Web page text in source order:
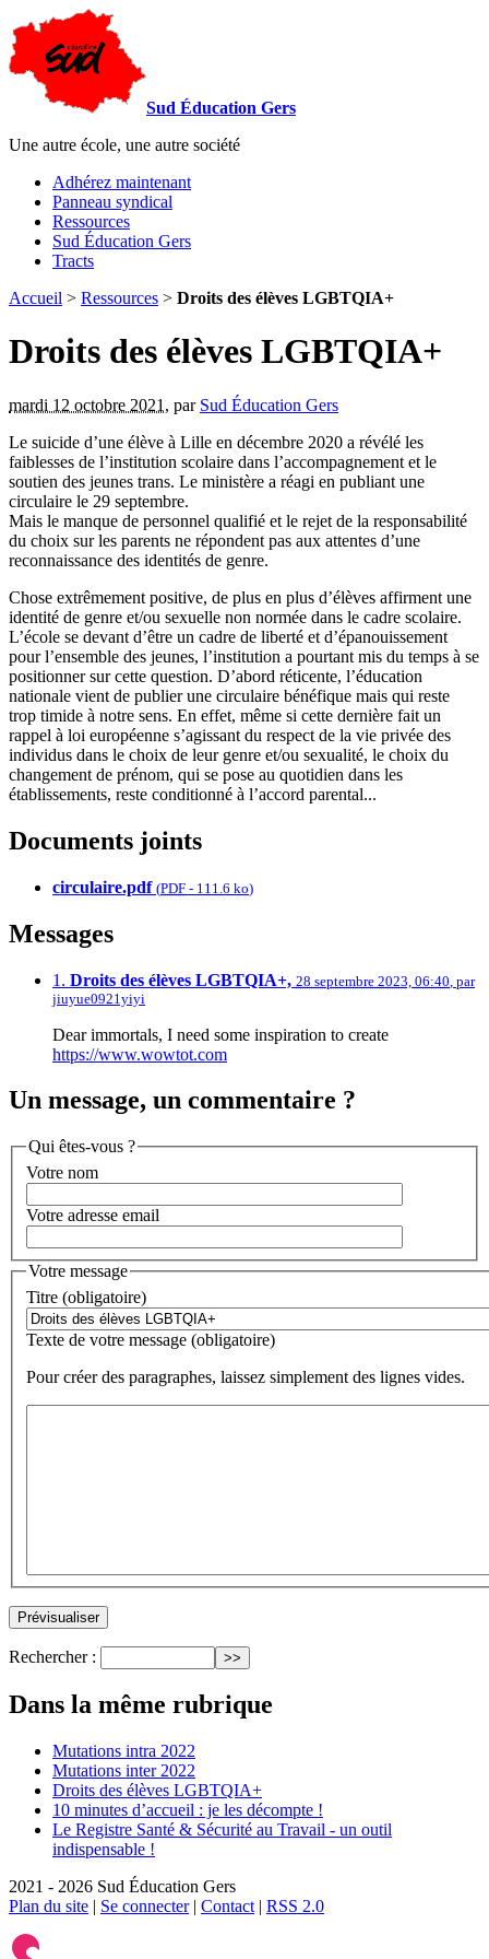
Sud Éducation Gers
Une autre école, une autre société
Adhérez maintenant
Panneau syndical
Ressources
Sud Éducation Gers
Tracts
Accueil > Ressources > Droits des élèves LGBTQIA+
Droits des élèves LGBTQIA+
mardi 12 octobre 2021 , par Sud Éducation Gers
Le suicide d’une élève à Lille en décembre 2020 a révélé les
faiblesses de l’institution scolaire dans l’accompagnement et le
soutien des jeunes trans. Le ministère a réagi en publiant une
circulaire le 29 septembre.
Mais le manque de personnel qualifié et le rejet de la responsabilité
du choix sur les parents ne répondent pas aux attentes d’une
reconnaissance des identités de genre.
Chose extrêmement positive, de plus en plus d’élèves affirment une
identité de genre et/ou sexuelle non normée dans le cadre scolaire.
L’école se devant d’être un cadre de liberté et d’épanouissement
pour l’ensemble des jeunes, l’institution a pourtant mis du temps à se
positionner sur cette question. D’abord réticente, l’éducation
nationale vient de publier une circulaire bénéfique mais qui reste
trop timide à notre sens. En effet, même si cette dernière fait un
rappel à loi européenne s’agissant du respect de la vie privée des
individus dans le choix de leur genre et/ou sexualité, le choix du
changement de prénom, qui se pose au quotidien dans les
établissements, reste conditionné à l’accord parental...
Documents joints
circulaire.pdf (PDF - 111.6 ko)
Messages
1. Droits des élèves LGBTQIA+, 28 septembre 2023, 06:40 par
jiuyue0921yiyi
Dear immortals, I need some inspiration to create
https://www.wowtot.com
Un message, un commentaire ?
Qui êtes-vous ?
Votre nom
Votre adresse email
Votre message
Titre (obligatoire)
Texte de votre message (obligatoire)
Pour créer des paragraphes, laissez simplement des lignes vides.
Rechercher :
Dans la même rubrique
Mutations intra 2022
Mutations inter 2022
Droits des élèves LGBTQIA+
10 minutes d’accueil : je les décompte !
Le Registre Santé & Sécurité au Travail - un outil
indispensable !
2021 - 2026 Sud Éducation Gers
Plan du site | Se connecter| Contact | RSS 2.0